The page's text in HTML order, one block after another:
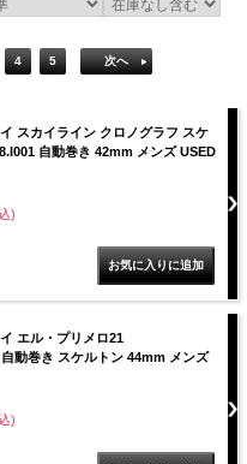
4 5 次へ
スカイライン クロノグラフ スケ
自動巻き 42mm メンズ USED
)
エル・プリメロ21
動巻き スケルトン 44mm メンズ
)